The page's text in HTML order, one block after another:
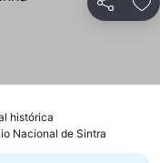
Partilhar
histórica
Nacional de Sintra